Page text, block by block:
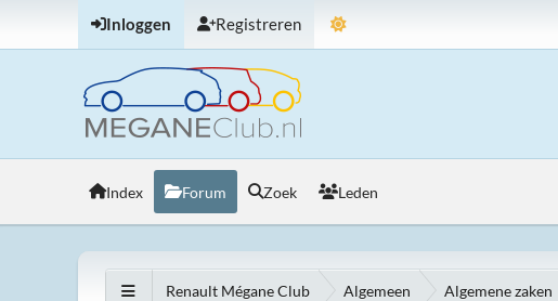
Inloggen Registreren
Index Forum Zoek Leden
Renault Mégane Club Algemeen Algemene zaken